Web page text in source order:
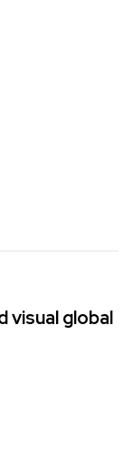
visual global